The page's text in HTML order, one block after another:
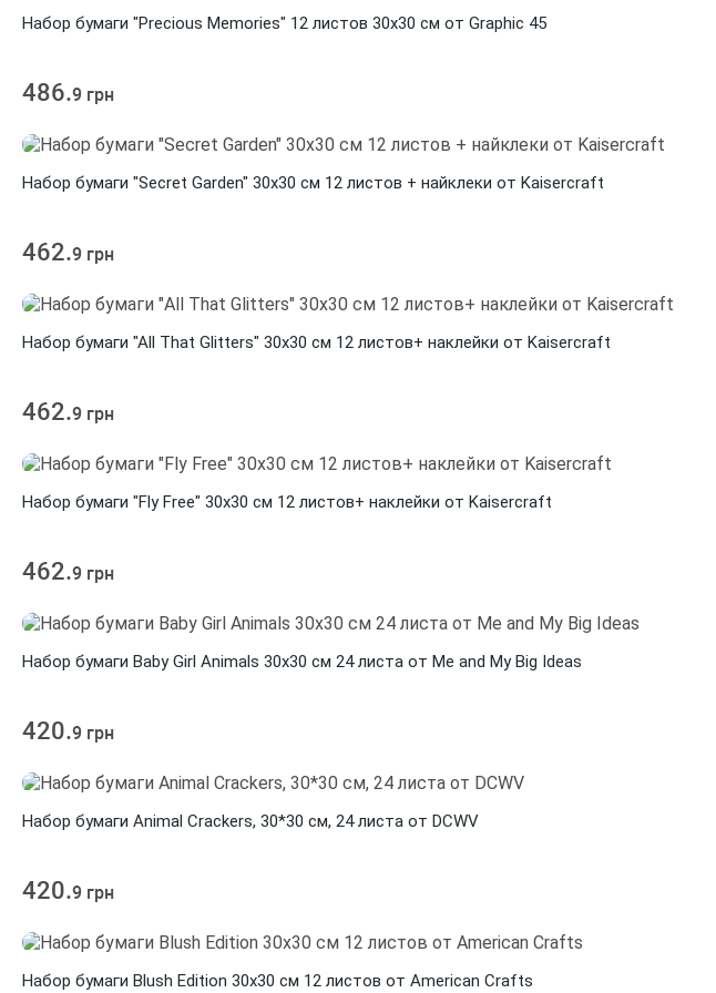
Набор бумаги "Precious Memories" 12 листов 30х30 см от Graphic 45
486.9 грн
Набор бумаги "Secret Garden" 30х30 см 12 листов + найклеки от Kaisercraft
462.9 грн
Набор бумаги "All That Glitters" 30х30 см 12 листов+ наклейки от Kaisercraft
462.9 грн
Набор бумаги "Fly Free" 30х30 см 12 листов+ наклейки от Kaisercraft
462.9 грн
Набор бумаги Baby Girl Animals 30х30 см 24 листа от Me and My Big Ideas
420.9 грн
Набор бумаги Animal Crackers, 30*30 см, 24 листа от DCWV
420.9 грн
Набор бумаги Blush Edition 30х30 см 12 листов от American Crafts